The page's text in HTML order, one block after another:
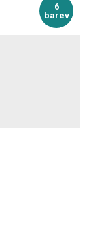
6
barev